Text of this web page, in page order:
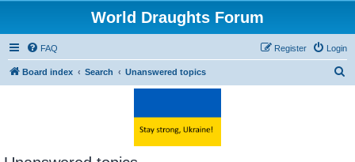
World Draughts Forum
FAQ Login
Register
Board index Search Unanswered topics